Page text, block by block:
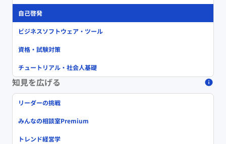
自己啓発
ビジネスソフトウェア・ツール
資格・試験対策
チュートリアル・社会人基礎
知見を広げる
リーダーの挑戦
みんなの相談室Premium
トレンド経営学